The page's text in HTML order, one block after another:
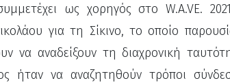
ως χορηγός στο W.A.VE.
για τη Σίκινο, το οποίο
να αναδείξουν τη διαχρονική
ήταν να αναζητηθούν τρόποι